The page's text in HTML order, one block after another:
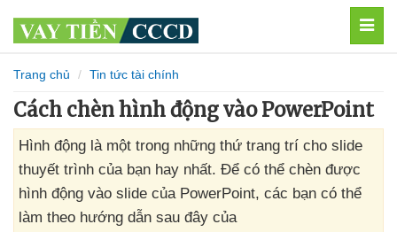
Trang chủ Tin tức tài chính
Cách chèn hình động vào PowerPoint
Hình động là một trong những thứ trang trí cho slide
thuyết trình của bạn hay nhất. Để có thể chèn được
hình động vào slide của PowerPoint, các bạn có thể
làm theo hướng dẫn sau đây của